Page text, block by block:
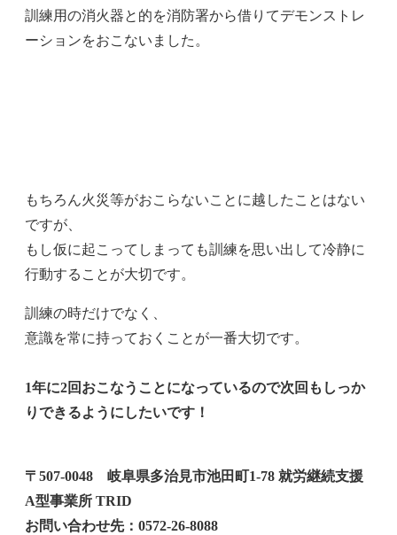
訓練用の消火器と的を消防署から借りてデモンストレ
ーションをおこないました。
もちろん火災等がおこらないことに越したことはない
ですが、
もし仮に起こってしまっても訓練を思い出して冷静に
行動することが大切です。
訓練の時だけでなく、
意識を常に持っておくことが一番大切です。
1年に2回おこなうことになっているので次回もしっか
りできるようにしたいです！
〒507-0048 岐阜県多治見市池田町1-78 就労継続支援
A型事業所 TRID
お問い合わせ先：0572-26-8088